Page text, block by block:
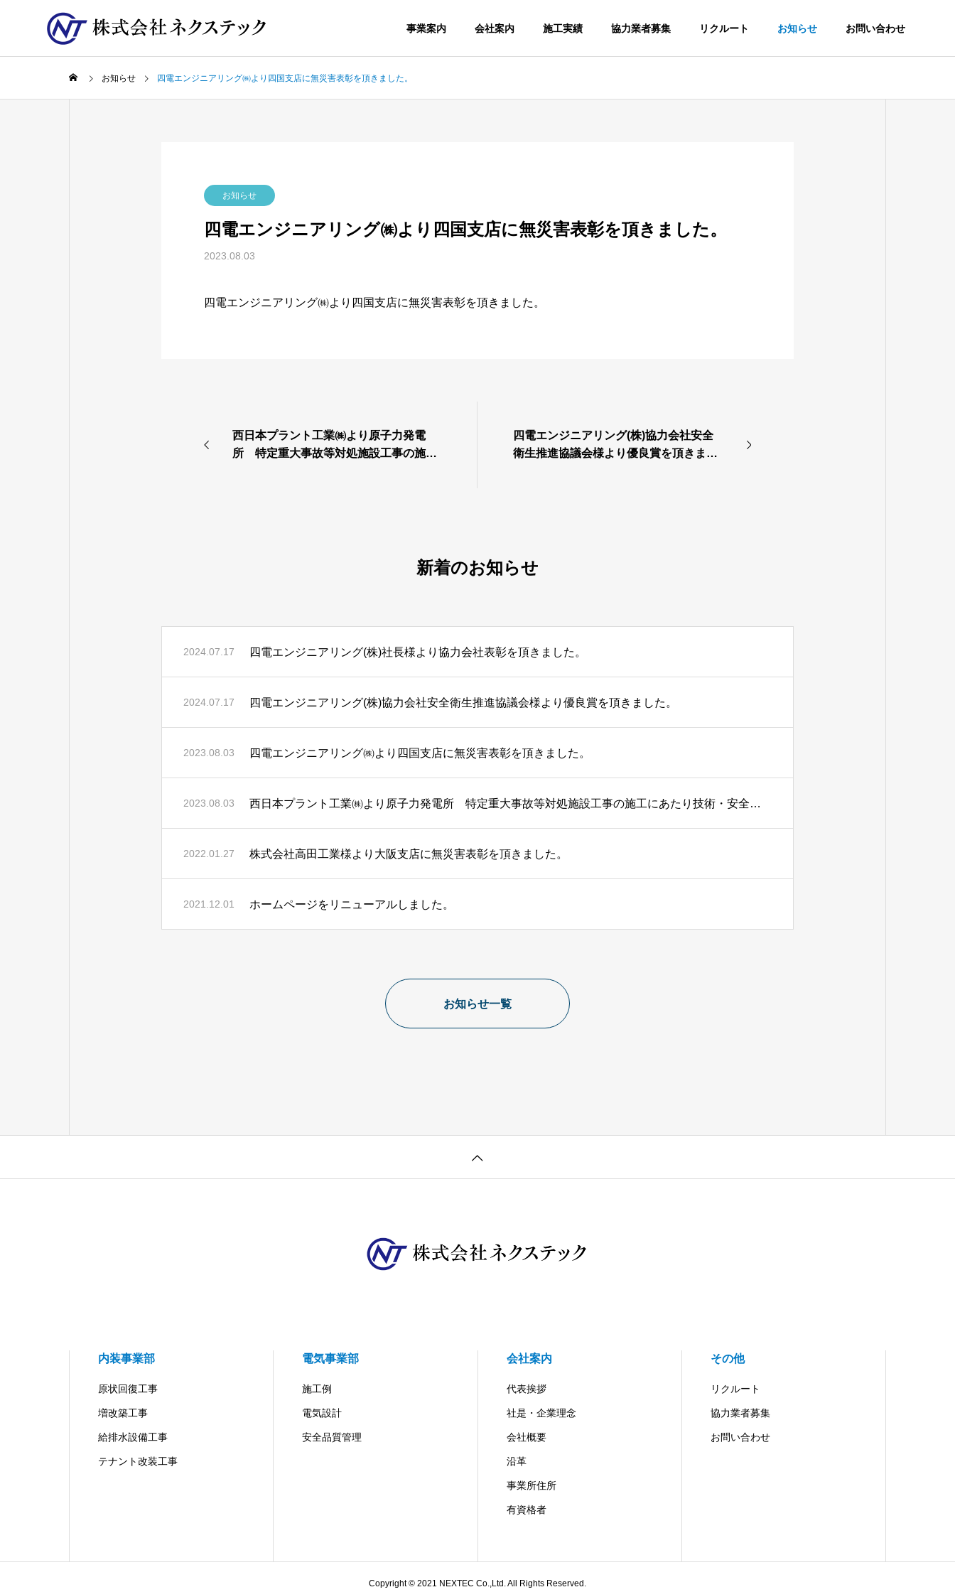
事業案内 会社案内 施工実績 協力業者募集 リクルート お知らせ お問い合わせ
お知らせ 四電エンジニアリング㈱より四国支店に無災害表彰を頂きました。
お知らせ
四電エンジニアリング㈱より四国支店に無災害表彰を頂きました。
2023.08.03
四電エンジニアリング㈱より四国支店に無災害表彰を頂きました。
西日本プラント工業㈱より原子力発電
所 特定重大事故等対処施設工事の施工
四電エンジニアリング(株)協力会社安全
衛生推進協議会様より優良賞を頂きまし
新着のお知らせ
2024.07.17 四電エンジニアリング(株)社長様より協力会社表彰を頂きました。
2024.07.17 四電エンジニアリング(株)協力会社安全衛生推進協議会様より優良賞を頂きました。
2023.08.03 四電エンジニアリング㈱より四国支店に無災害表彰を頂きました。
2023.08.03 西日本プラント工業㈱より原子力発電所 特定重大事故等対処施設工事の施工にあたり技術・安全管理の表彰を頂きました。
2022.01.27 株式会社高田工業様より大阪支店に無災害表彰を頂きました。
2021.12.01 ホームページをリニューアルしました。
お知らせ一覧
内装事業部
原状回復工事
増改築工事
給排水設備工事
テナント改装工事
電気事業部
施工例
電気設計
安全品質管理
会社案内
代表挨拶
社是・企業理念
会社概要
沿革
事業所住所
有資格者
その他
リクルート
協力業者募集
お問い合わせ
Copyright © 2021 NEXTEC Co.,Ltd. All Rights Reserved.